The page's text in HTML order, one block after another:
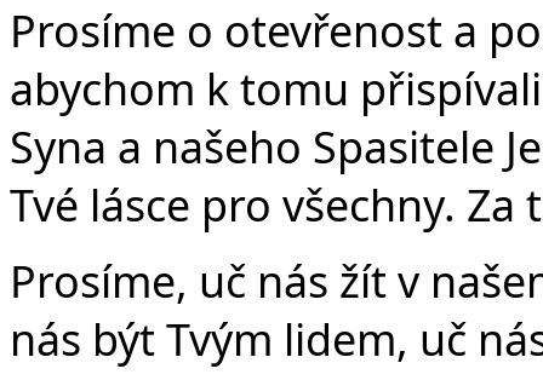
Prosíme o otevřenost a
abychom k tomu
Syna a našeho Spasitele
Tvé lásce pro všechny. Za
Prosíme, uč nás žít v
nás být Tvým lidem, uč